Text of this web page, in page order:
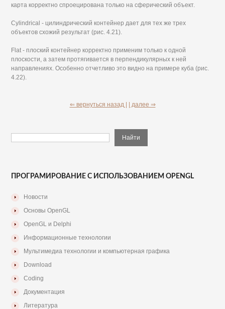
карта корректно спроецирована только на сферический объект.
Cylindrical - цилиндрический контейнер дает для тех же трех
объектов схожий результат (рис. 4.21).
Flat - плоский контейнер корректно применим только к одной
плоскости, а затем протягивается в перпендикулярных к ней
направлениях. Особенно отчетливо это видно на примере куба (рис.
4.22).
⇐ вернуться назад | | далее ⇒
ПРОГРАМИРОВАНИЕ С ИСПОЛЬЗОВАНИЕМ OPENGL
Новости
Основы OpenGL
OpenGL и Delphi
Информационные технологии
Мультимедиа технологии и компьютерная графика
Download
Coding
Документация
Литература